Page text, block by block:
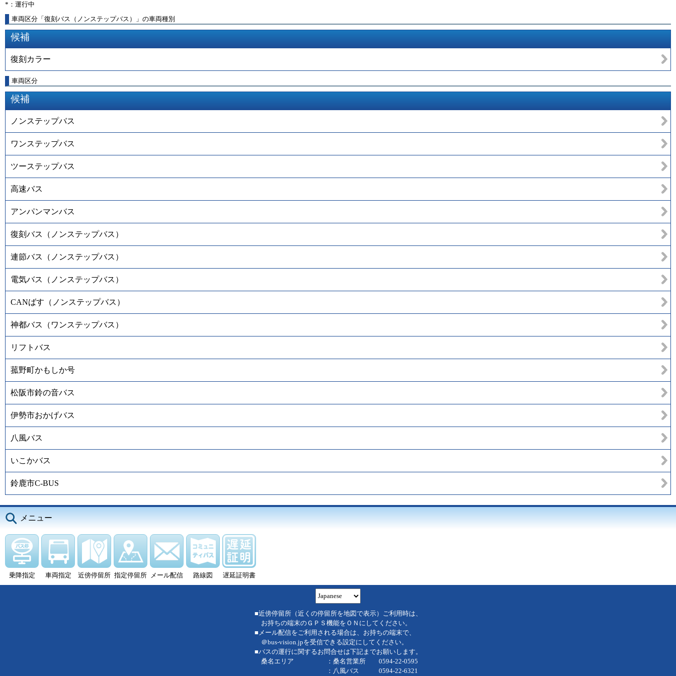
*：運行中
車両区分「復刻バス（ノンステップバス）」の車両種別
候補
復刻カラー
車両区分
候補
ノンステップバス
ワンステップバス
ツーステップバス
高速バス
アンパンマンバス
復刻バス（ノンステップバス）
連節バス（ノンステップバス）
電気バス（ノンステップバス）
CANばす（ノンステップバス）
神都バス（ワンステップバス）
リフトバス
菰野町かもしか号
松阪市鈴の音バス
伊勢市おかげバス
八風バス
いこかバス
鈴鹿市C-BUS
メニュー
乗降指定 車両指定 近傍停留所 指定停留所 メール配信 路線図 遅延証明書
■近傍停留所（近くの停留所を地図で表示）ご利用時は、
お持ちの端末のＧＰＳ機能をＯＮにしてください。
■メール配信をご利用される場合は、お持ちの端末で、
＠bus-vision.jpを受信できる設定にしてください。
■バスの運行に関するお問合せは下記までお願いします。
桑名エリア ：桑名営業所 0594-22-0595
：八風バス 0594-22-6321